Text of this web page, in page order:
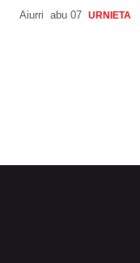
Aiurri abu 07 URNIETA